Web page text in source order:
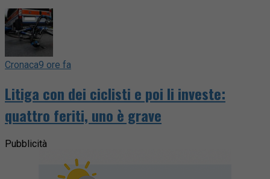
Cronaca9 ore fa
Litiga con dei ciclisti e poi li investe:
quattro feriti, uno è grave
Pubblicità